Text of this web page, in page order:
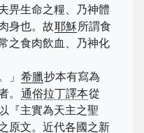
畀生命之糧、乃神體
身也。故耶穌所謂食
之食肉飲血、乃神化
」 希臘抄本有寫為
。 通俗拉丁譯本從
『主實為天主之聖
原文。近代各國之新